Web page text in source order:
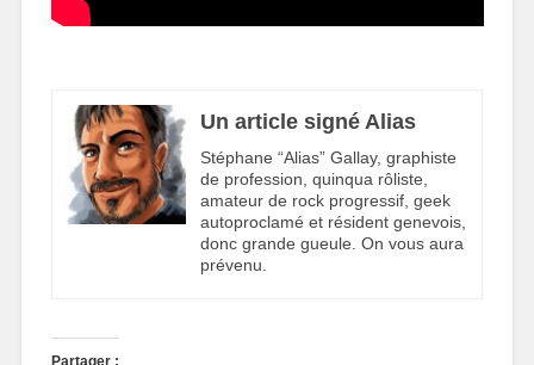
Un article signé Alias
Stéphane “Alias” Gallay, graphiste
de profession, quinqua rôliste,
amateur de rock progressif, geek
autoproclamé et résident genevois,
donc grande gueule. On vous aura
prévenu.
Partager :